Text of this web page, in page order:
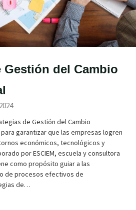
Gestión del Cambio
de Gestión del Cambio
garantizar que las empresas logren
económicos, tecnológicos y
por ESCIEM, escuela y consultora
como propósito guiar a las
de procesos efectivos de
de…